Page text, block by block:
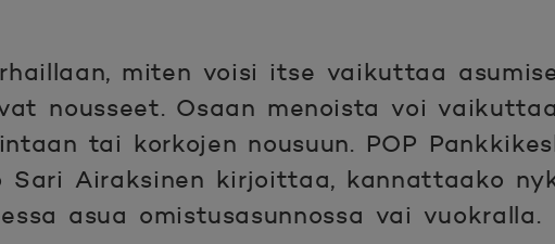
miten voisi itse vaikuttaa
nousseet. Osaan menoista voi
tai korkojen nousuun. POP
Sari Airaksinen kirjoittaa, kannattaako
asua omistusasunnossa vai vuokralla.